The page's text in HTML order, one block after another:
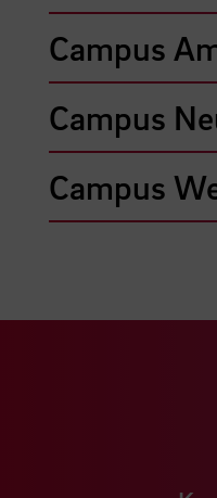
Campus
Campus
Campus